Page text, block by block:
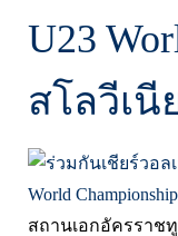
U23
สโลวีเนี
สถานเอกอัครราช